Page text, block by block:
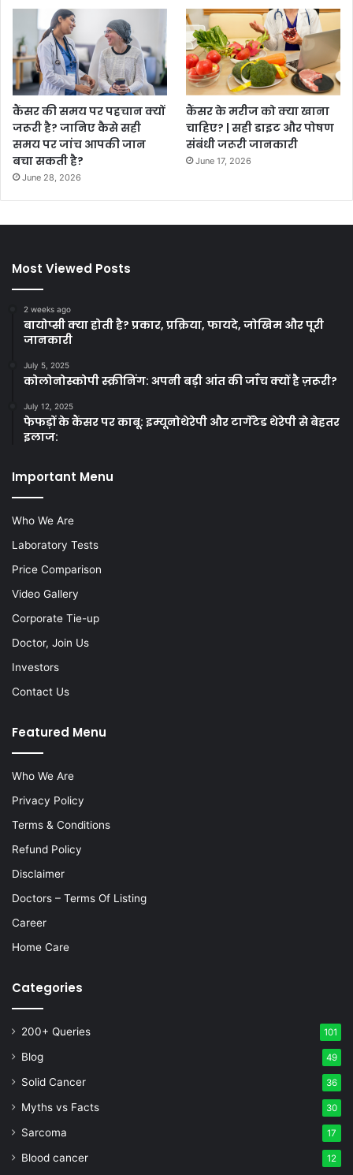
कैंसर की समय पर पहचान क्यों
जरूरी है? जानिए कैसे सही
समय पर जांच आपकी जान
बचा सकती है?
June 28, 2026
कैंसर के मरीज को क्या खाना
चाहिए? | सही डाइट और पोषण
संबंधी जरूरी जानकारी
June 17, 2026
Most Viewed Posts
2 weeks ago
बायोप्सी क्या होती है? प्रकार, प्रक्रिया, फायदे, जोखिम और पूरी
जानकारी
July 5, 2025
कोलोनोस्कोपी स्क्रीनिंग: अपनी बड़ी आंत की जाँच क्यों है ज़रूरी?
July 12, 2025
फेफड़ों के कैंसर पर काबू: इम्यूनोथेरेपी और टार्गेटेड थेरेपी से बेहतर
इलाज:
Important Menu
Who We Are
Laboratory Tests
Price Comparison
Video Gallery
Corporate Tie-up
Doctor, Join Us
Investors
Contact Us
Featured Menu
Who We Are
Privacy Policy
Terms & Conditions
Refund Policy
Disclaimer
Doctors – Terms Of Listing
Career
Home Care
Categories
200+ Queries 101
Blog 49
Solid Cancer 36
Myths vs Facts 30
Sarcoma 17
Blood cancer 12